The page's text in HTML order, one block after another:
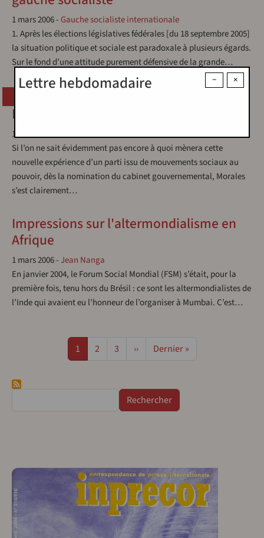
1 mars 2006- Gauche socialiste internationale
1. Après les élections législatives fédérales [du 18 septembre 2005]
la situation politique et sociale est paradoxale à plusieurs égards.
Sur le fond d’une attitude purement défensive de la grande…
Le défi de Morales
1 mars 2006-Hervé Do Alto
Si l’on ne sait évidemment pas encore à quoi mènera cette
nouvelle expérience d’un parti issu de mouvements sociaux au
pouvoir, dès la nomination du cabinet gouvernemental, Morales
s’est clairement…
Impressions sur l'altermondialisme en
Afrique
1 mars 2006-Jean Nanga
En janvier 2004, le Forum Social Mondial (FSM) s’était, pour la
première fois, tenu hors du Brésil : ce sont les altermondialistes de
l’Inde qui avaient eu l’honneur de l’organiser à Mumbai. C’est…
Pagination
Page
1 Page
2 Page
3 Page suivante
›› Dernière page
Dernier »
×
−
Lettre hebdomadaire